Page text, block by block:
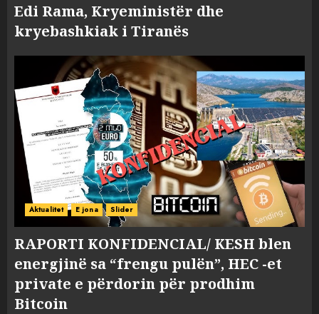
Edi Rama, Kryeministër dhe
kryebashkiak i Tiranës
Aktualitet E jona Slider
RAPORTI KONFIDENCIAL/ KESH blen
energjinë sa “frengu pulën”, HEC -et
private e përdorin për prodhim
Bitcoin